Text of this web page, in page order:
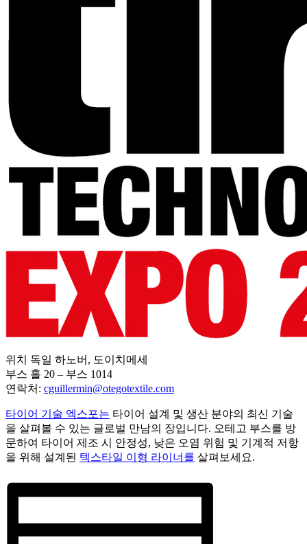
위치 독일 하노버, 도이치메세
부스 홀 20 – 부스 1014
연락처: cguillermin@otegotextile.com
타이어 기술 엑스포는 타이어 설계 및 생산 분야의 최신 기술
을 살펴볼 수 있는 글로벌 만남의 장입니다. 오테고 부스를 방
문하여 타이어 제조 시 안정성, 낮은 오염 위험 및 기계적 저항
을 위해 설계된 텍스타일 이형 라이너를 살펴보세요.